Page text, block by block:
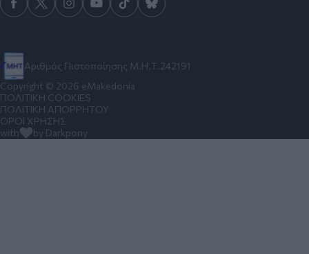
Αριθμός Πιστοποίησης Μ.Η.Τ.242191
Copyright © 2026 eMakedonia
ΠΟΛΙΤΙΚΗ COOKIES
ΠΟΛΙΤΙΚΗ ΑΠΟΡΡΗΤΟΥ
ΟΡΟΙ ΧΡΗΣΗΣ
with
by Darkpony